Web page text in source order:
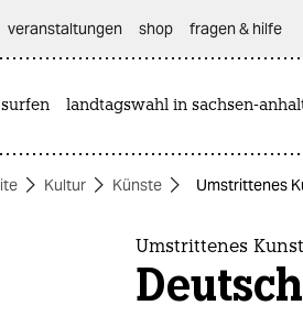
veranstaltungen shop fragen & hilfe
surfen landtagswahl in sachsen-
Kultur Künste Umstrittenes
Umstrittenes